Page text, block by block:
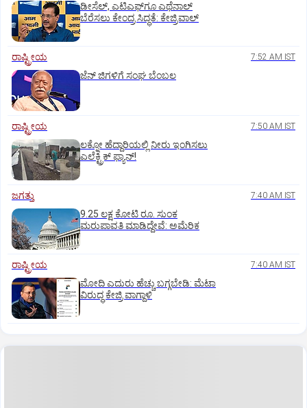
ಡೀಸೆಲ್‌, ಎಟಿಎಫ್‌ಗೂ ಎಥೆನಾಲ್‌
ಬೆರೆಸಲು ಕೇಂದ್ರ ಸಿದ್ಧತೆ: ಕೇಜ್ರಿವಾಲ್‌
ರಾಷ್ಟ್ರೀಯ 7:52 AM IST
ಜೆನ್‌ ಜಿಗಳಿಗೆ ಸಂಘ ಬೆಂಬಲ
ರಾಷ್ಟ್ರೀಯ 7:50 AM IST
ಲಕ್ನೋ ಹೆದ್ದಾರಿಯಲ್ಲಿ ನೀರು ಇಂಗಿಸಲು
ಎಲೆಕ್ಟ್ರಿಕ್‌ ಫ್ಯಾನ್‌!
ಜಗತ್ತು 7:40 AM IST
9.25 ಲಕ್ಷ ಕೋಟಿ ರೂ. ಸುಂಕ
ಮರುಪಾವತಿ ಮಾಡಿದ್ದೇವೆ: ಅಮೆರಿಕ
ರಾಷ್ಟ್ರೀಯ 7:40 AM IST
ಮೋದಿ ಎದುರು ಹೆಚ್ಚು ಬಗ್ಗಬೇಡಿ: ಮೆಟಾ
ವಿರುದ್ಧ ಕೇಜ್ರಿ ವಾಗ್ದಾಳಿ